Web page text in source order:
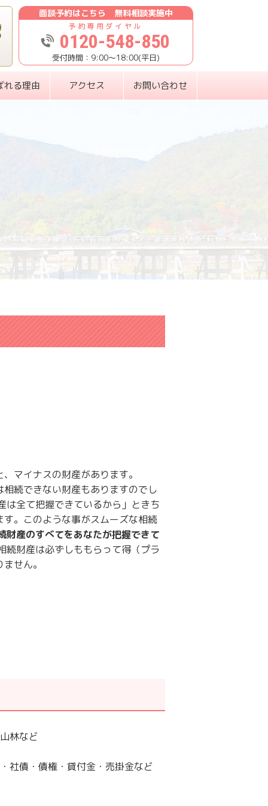
面談予約はこちら 無料相談実施中
0120-548-850
9:00〜18:00(平日)
れる理由 アクセス お問い合わせ
マイナスの財産があります。
続できない財産もありますのでし
は全て把握できているから」ときち
。このような事がスムーズな相続
財産のすべてをあなたが把握できて
続財産は必ずしももらって得（プラ
せん。
林など
社債・債権・貸付金・売掛金など